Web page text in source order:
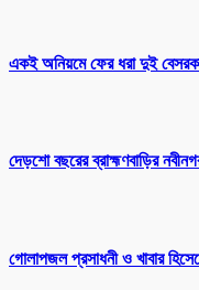
একই অনিয়মে ফের ধরা দুই
দেড়শো বছরের ব্রাহ্মণবাড়ির
গোলাপজল প্রসাধনী ও খাবার